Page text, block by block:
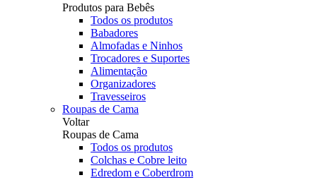
Produtos para Bebês
Todos os produtos
Babadores
Almofadas e Ninhos
Trocadores e Suportes
Alimentação
Organizadores
Travesseiros
Roupas de Cama
Voltar
Roupas de Cama
Todos os produtos
Colchas e Cobre leito
Edredom e Coberdrom